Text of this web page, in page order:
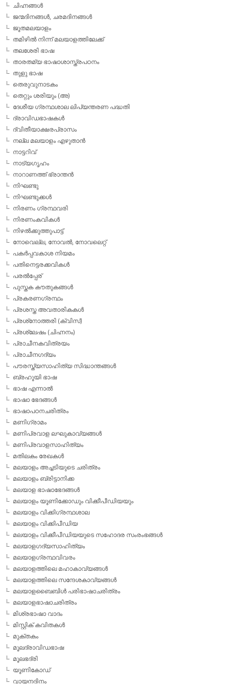
ചിഹ്നങ്ങള്‍
ജന്മദിനങ്ങള്‍, ചരമദിനങ്ങള്‍
ജൂതമലയാളം
തമിഴില്‍ നിന്ന് മലയാളത്തിലേക്ക്
തലശേരി ഭാഷ
താരതമ്യ ഭാഷാശാസ്ത്രപഠനം
തുളു ഭാഷ
തെരുവുനാടകം
തെറ്റും ശരിയും (അ)
ദേശീയ ഗ്രന്ഥശാല ലിപ്യന്തരണ പദ്ധതി
ദ്രാവിഡഭാഷകള്‍
ദ്വിതീയാക്ഷരപ്രാസം
നല്ല മലയാളം എഴുതാന്‍
നാട്ടറിവ്
നാട്യഗൃഹം
നാറാണത്ത് ഭ്രാന്തന്‍
നിഘണ്ടു
നിഘണ്ടുക്കള്‍
നിരണം ഗ്രന്ഥവരി
നിരണംകവികള്‍
നിഴല്‍ക്കുത്തുപാട്ട്
നോവെല്ല, നോവല്‍, നോവലെറ്റ്
പകര്‍പ്പവകാശ നിയമം
പതിനെട്ടരക്കവികള്‍
പരല്‍പ്പേര്
പുസ്തക കൗതുകങ്ങള്‍
പ്രകരണഗ്രന്ഥം
പ്രശസ്ത അവതാരികകള്‍
പ്രശ്‌നോത്തരി (ക്വിസ്)
പ്രശ്ലേഷം (ചിഹ്നനം)
പ്രാചീനകവിത്രയം
പ്രാചീനഗദ്യം
പൗരസ്ത്യസാഹിത്യ സിദ്ധാന്തങ്ങള്‍
ബ്രഹൂയി ഭാഷ
ഭാഷ എന്നാല്‍
ഭാഷാ ഭേദങ്ങള്‍
ഭാഷാപഠനചരിത്രം
മണിഗ്രാമം
മണിപ്രവാള ലഘുകാവ്യങ്ങള്‍
മണിപ്രവാളസാഹിത്യം
മതിലകം രേഖകള്‍
മലയാളം അച്ചടിയുടെ ചരിത്രം
മലയാളം ബ്രിട്ടാനിക്ക
മലയാള ഭാഷാഭേദങ്ങള്‍
മലയാളം യൂണിക്കോഡും വിക്കീപീഡിയയും
മലയാളം വിക്കിഗ്രന്ഥശാല
മലയാളം വിക്കിപീഡിയ
മലയാളം വിക്കീപീഡിയയുടെ സഹോദര സംരംഭങ്ങള്‍
മലയാളഗദ്യസാഹിത്യം
മലയാളഗ്രന്ഥവിവരം
മലയാളത്തിലെ മഹാകാവ്യങ്ങള്‍
മലയാളത്തിലെ സന്ദേശകാവ്യങ്ങള്‍
മലയാളബൈബിള്‍ പരിഭാഷാചരിത്രം
മലയാളഭാഷാചരിത്രം
മിശ്രഭാഷാ വാദം
മിസ്റ്റിക് കവിതകള്‍
മുക്തകം
മൂലദ്രാവിഡഭാഷ
മൂലഭദ്രി
യൂണികോഡ്
വായനദിനം